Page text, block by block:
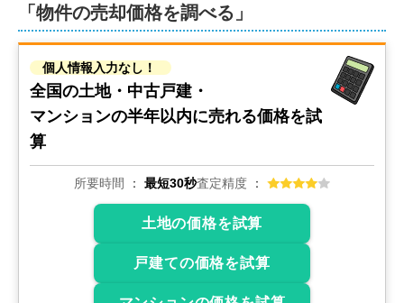
「物件の売却価格を調べる」
個人情報入力なし！
全国の土地・中古戸建・
マンションの半年以内に売れる価格を試
算
所要時間 最短30秒査定精度
土地の価格を試算
戸建ての価格を試算